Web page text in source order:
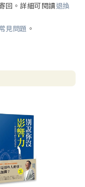
回。詳細可閱讀退換
見問題 。